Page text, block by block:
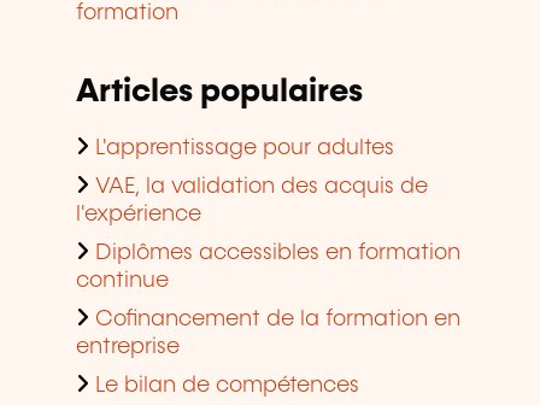
formation
Articles populaires
L'apprentissage pour adultes
VAE, la validation des acquis de
l'expérience
Diplômes accessibles en formation
continue
Cofinancement de la formation en
entreprise
Le bilan de compétences